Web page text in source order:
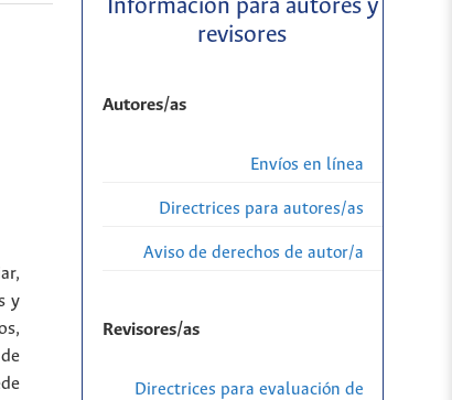
y
Información para autores y
revisores
Autores/as
Envíos en línea
Directrices para autores/as
Aviso de derechos de autor/a
Revisores/as
Directrices para evaluación de